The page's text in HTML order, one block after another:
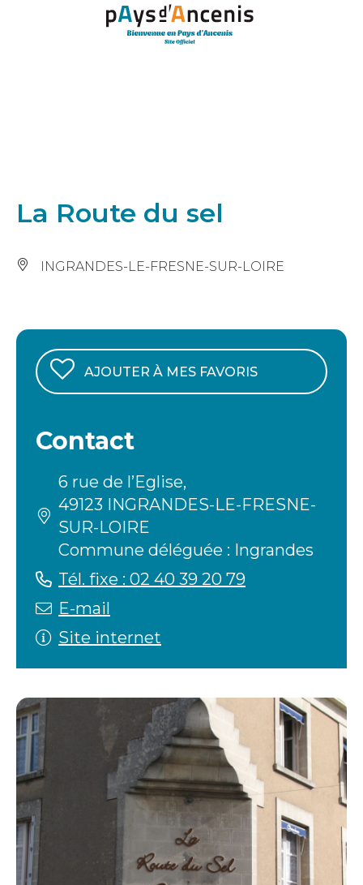
Panneau de gestion des cookies
La Route du sel
INGRANDES-LE-FRESNE-SUR-LOIRE
AJOUTER À MES FAVORIS
Contact
6 rue de l’Eglise,
49123 INGRANDES-LE-FRESNE-
SUR-LOIRE
Commune déléguée : Ingrandes
Tél. fixe : 02 40 39 20 79
E-mail
Site internet